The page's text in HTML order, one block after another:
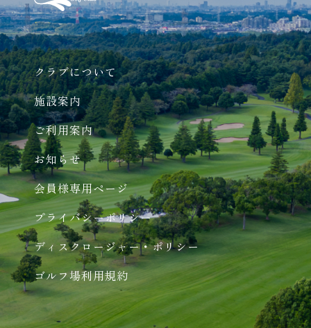
クラブについて
施設案内
ご利用案内
お知らせ
会員様専用ページ
プライバシーポリシー
ディスクロージャー・ポリシー
ゴルフ場利用規約